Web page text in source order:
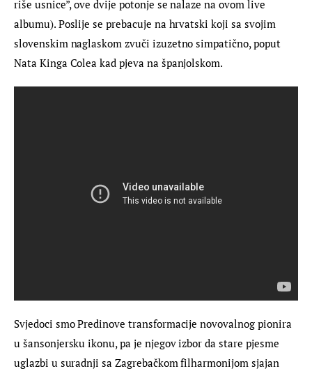
riše usnice”, ove dvije potonje se nalaze na ovom live
albumu). Poslije se prebacuje na hrvatski koji sa svojim
slovenskim naglaskom zvuči izuzetno simpatično, poput
Nata Kinga Colea kad pjeva na španjolskom.
Svjedoci smo Predinove transformacije novovalnog pionira
u šansonjersku ikonu, pa je njegov izbor da stare pjesme
uglazbi u suradnji sa Zagrebačkom filharmonijom sjajan